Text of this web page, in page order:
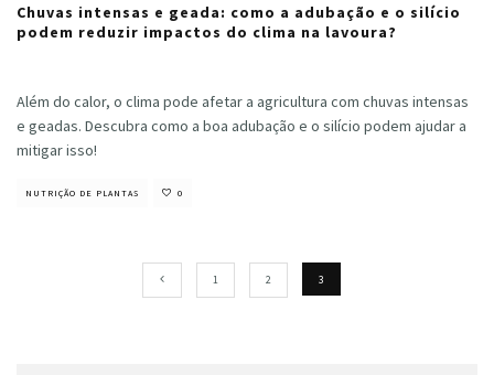
Chuvas intensas e geada: como a adubação e o silício
podem reduzir impactos do clima na lavoura?
Além do calor, o clima pode afetar a agricultura com chuvas intensas
e geadas. Descubra como a boa adubação e o silício podem ajudar a
mitigar isso!
NUTRIÇÃO DE PLANTAS 0
1 2 3